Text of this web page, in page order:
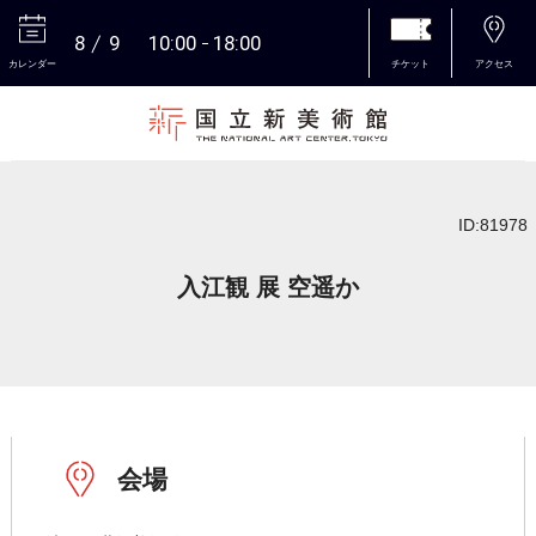
カレンダー
8 9 10:00 18:00
チケット アクセス
ID:81978
入江観 展 空遥か
会場